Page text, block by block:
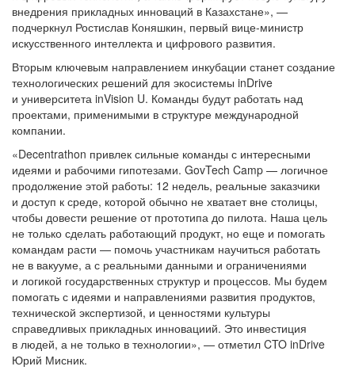
внедрения прикладных инноваций в Казахстане», —
подчеркнул Ростислав Коняшкин, первый вице-министр
искусственного интеллекта и цифрового развития.
Вторым ключевым направлением инкубации станет создание
технологических решений для экосистемы inDrive
и университета inVision U. Команды будут работать над
проектами, применимыми в структуре международной
компании.
«Decentrathon привлек сильные команды с интересными
идеями и рабочими гипотезами. GovTech Camp — логичное
продолжение этой работы: 12 недель, реальные заказчики
и доступ к среде, которой обычно не хватает вне столицы,
чтобы довести решение от прототипа до пилота. Наша цель
не только сделать работающий продукт, но еще и помогать
командам расти — помочь участникам научиться работать
не в вакууме, а с реальными данными и ограничениями
и логикой государственных структур и процессов. Мы будем
помогать с идеями и направлениями развития продуктов,
технической экспертизой, и ценностями культуры
справедливых прикладных инновациий. Это инвестиция
в людей, а не только в технологии», — отметил CTO inDrive
Юрий Мисник.